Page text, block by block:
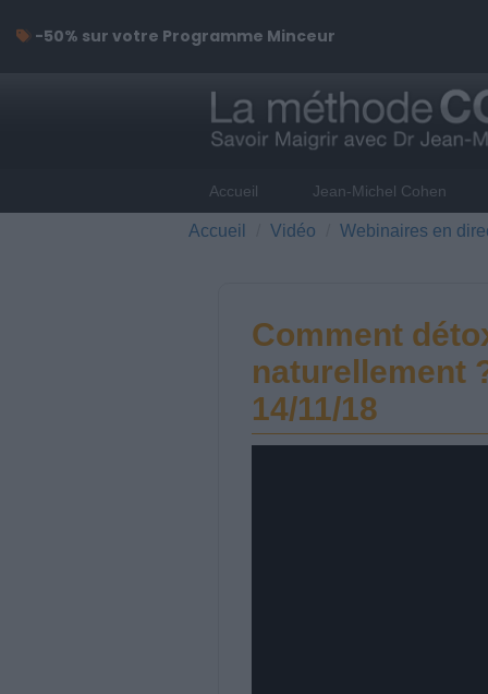
Accueil Jean-Michel Cohen
Accueil Vidéo Webinaires en
Comment
naturellement
14/11/18
-50% sur votre Programme Minceur